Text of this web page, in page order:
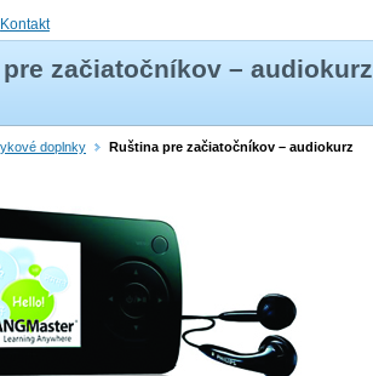
Kontakt
začiatočníkov – audiokurz
doplnky Ruština pre začiatočníkov – audiokurz